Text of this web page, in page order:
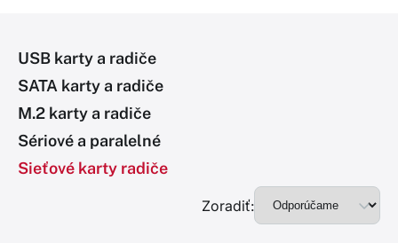
USB karty a radiče
SATA karty a radiče
M.2 karty a radiče
Sériové a paralelné
Sieťové karty radiče
Zoradiť: